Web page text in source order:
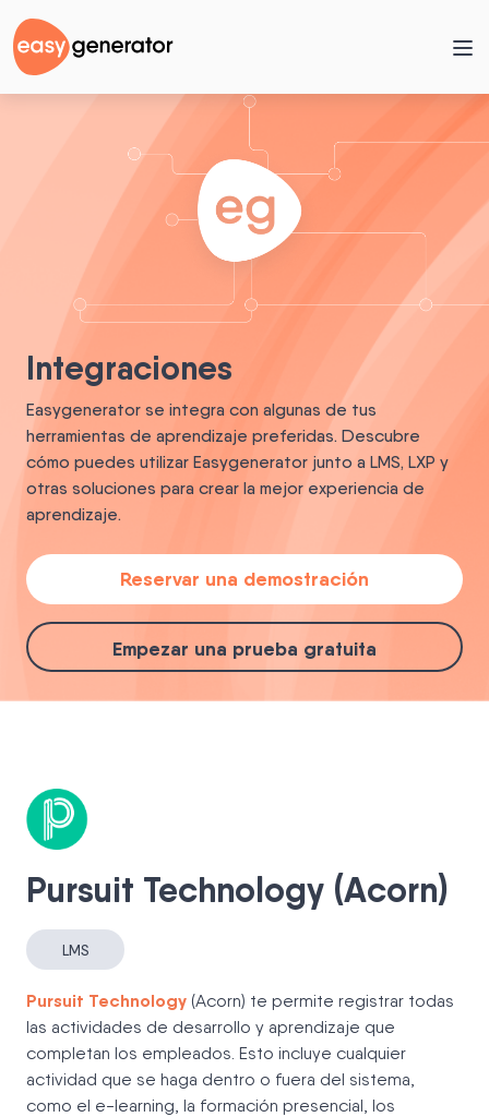
Integraciones
Easygenerator se integra con algunas de tus
herramientas de aprendizaje preferidas. Descubre
cómo puedes utilizar Easygenerator junto a LMS, LXP y
otras soluciones para crear la mejor experiencia de
aprendizaje.
Reservar una demostración
Empezar una prueba gratuita
Pursuit Technology (Acorn)
LMS
Pursuit Technology (Acorn) te permite registrar todas
las actividades de desarrollo y aprendizaje que
completan los empleados. Esto incluye cualquier
actividad que se haga dentro o fuera del sistema,
como el e-learning, la formación presencial, los